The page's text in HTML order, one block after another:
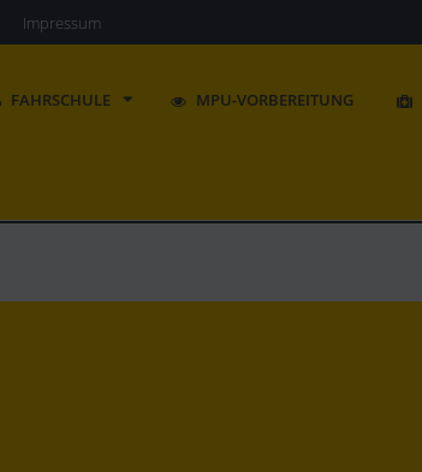
Impressum
FAHRSCHULE MPU-VORBEREITUNG